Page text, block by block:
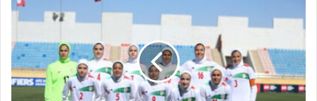
آینده درخشانی در انتظار فوتبال بانوان است
2022-12-10
نازنین منصور الوارث، زهره فتح الهی،زهرا فتح الهی، مریم سید، ملیکا